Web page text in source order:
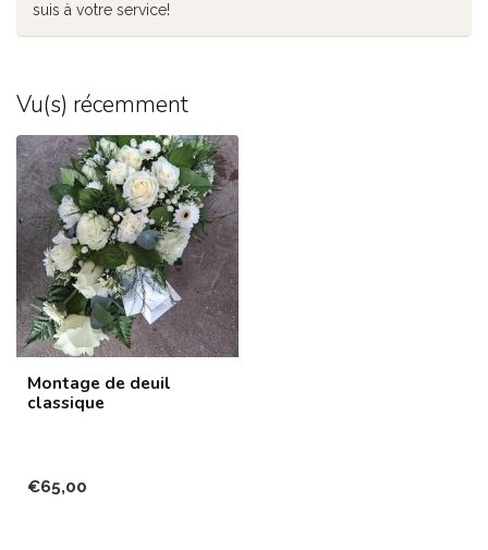
suis à votre service!
Vu(s) récemment
Montage de deuil
classique
€65,00